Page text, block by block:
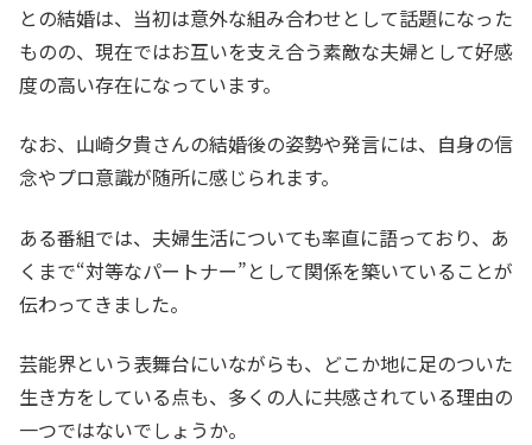
との結婚は、当初は意外な組み合わせとして話題になった
ものの、現在ではお互いを支え合う素敵な夫婦として好感
度の高い存在になっています。
なお、山崎夕貴さんの結婚後の姿勢や発言には、自身の信
念やプロ意識が随所に感じられます。
ある番組では、夫婦生活についても率直に語っており、あ
くまで“対等なパートナー”として関係を築いていることが
伝わってきました。
芸能界という表舞台にいながらも、どこか地に足のついた
生き方をしている点も、多くの人に共感されている理由の
一つではないでしょうか。